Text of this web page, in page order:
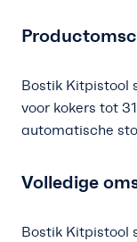
Bostik Kitpistool
voor kokers tot
automatische
Volledige
Bostik Kitpistool